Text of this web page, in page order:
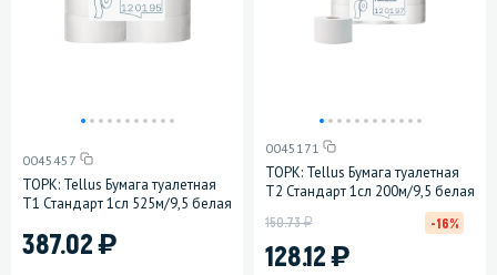
0045457
ТОРК: Tellus Бумага туалетная
T1 Стандарт 1сл 525м/9,5 белая
387.02)
0045171
ТОРК: Tellus Бумага туалетная
T2 Стандарт 1сл 200м/9,5 белая
128.12)
150.73у -16%